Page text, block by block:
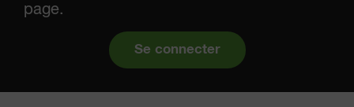
page.
Se connecter